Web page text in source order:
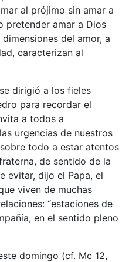
al prójimo sin amar a
pretender amar a Dios
del amor, a
caracterizan al
dirigió a los fieles
para recordar el
a todos a
urgencias de nuestros
todo a estar atentos
de sentido de la
evitar, dijo el Papa, el
viven de muchas
“estaciones de
en el sentido pleno
domingo (cf. Mc 12,